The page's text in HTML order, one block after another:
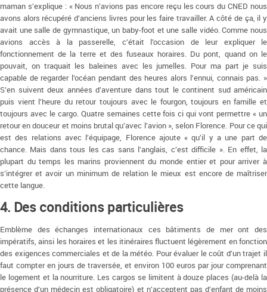
maman s’explique : « Nous n’avions pas encore reçu les cours du CNED nous
avons alors récupéré d’anciens livres pour les faire travailler. A côté de ça, il y
avait une salle de gymnastique, un baby-foot et une salle vidéo. Comme nous
avions accès à la passerelle, c’était l’occasion de leur expliquer le
fonctionnement de la terre et des fuseaux horaires. Du pont, quand on le
pouvait, on traquait les baleines avec les jumelles. Pour ma part je suis
capable de regarder l’océan pendant des heures alors l’ennui, connais pas. »
S’en suivent deux années d’aventure dans tout le continent sud américain
puis vient l’heure du retour toujours avec le fourgon, toujours en famille et
toujours avec le cargo. Quatre semaines cette fois ci qui vont permettre « un
retour en douceur et moins brutal qu’avec l’avion », selon Florence. Pour ce qui
est des relations avec l’équipage, Florence ajoute « qu’il y a une part de
chance. Mais dans tous les cas sans l’anglais, c’est difficile ». En effet, la
plupart du temps les marins proviennent du monde entier et pour arriver à
s’intégrer et avoir un minimum de relation le mieux est encore de maîtriser
cette langue.
4. Des conditions particulières
Emblème des échanges internationaux ces bâtiments de mer ont des
impératifs, ainsi les horaires et les itinéraires fluctuent légèrement en fonction
des exigences commerciales et de la météo. Pour évaluer le coût d’un trajet il
faut compter en jours de traversée, et environ 100 euros par jour comprenant
le logement et la nourriture. Les cargos se limitent à douze places (au-delà la
présence d’un médecin est obligatoire) et n’acceptent pas d’enfant de moins